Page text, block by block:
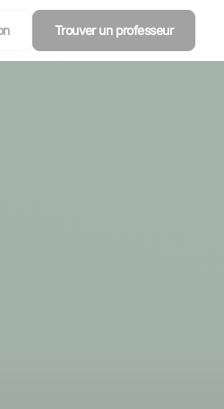
Trouver un professeur